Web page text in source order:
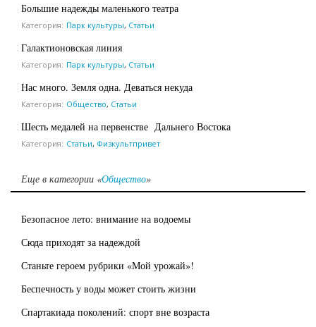
Большие надежды маленького театра
Категория: Парк культуры, Статьи
Галактионовская линия
Категория: Парк культуры, Статьи
Нас много. Земля одна. Деваться некуда
Категория: Общество, Статьи
Шесть медалей на первенстве Дальнего Востока
Категория: Статьи, Физкультпривет
Еще в категории «Общество»
Безопасное лето: внимание на водоемы
Сюда приходят за надеждой
Станьте героем рубрики «Мой урожай»!
Беспечность у воды может стоить жизни
Спартакиада поколений: спорт вне возраста